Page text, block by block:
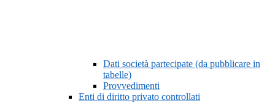
Dati società partecipate (da pubblicare in
tabelle)
Provvedimenti
Enti di diritto privato controllati